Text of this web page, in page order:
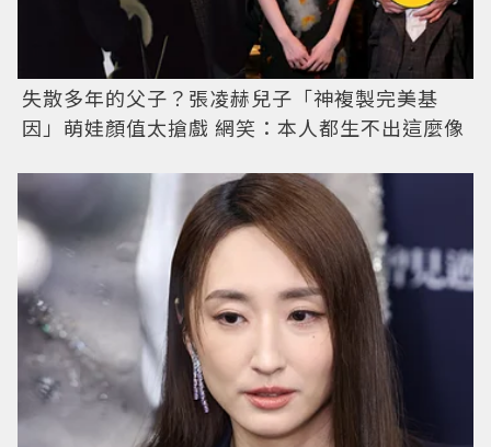
失散多年的父子？張凌赫兒子「神複製完美基
因」萌娃顏值太搶戲 網笑：本人都生不出這麼像